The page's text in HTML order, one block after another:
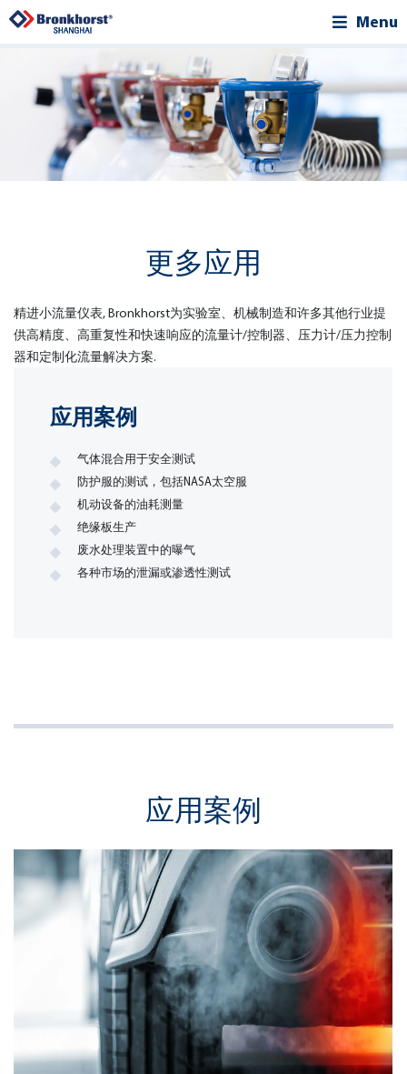
Menu
更多应用
精进小流量仪表, Bronkhorst为实验室、机械制造和许多其他行业提
供高精度、高重复性和快速响应的流量计/控制器、压力计/压力控制
器和定制化流量解决方案.
应用案例
气体混合用于安全测试
防护服的测试，包括NASA太空服
机动设备的油耗测量
绝缘板生产
废水处理装置中的曝气
各种市场的泄漏或渗透性测试
应用案例